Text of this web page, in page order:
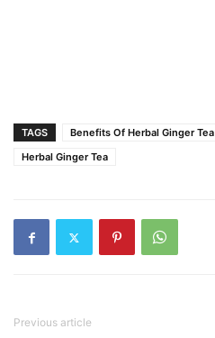
TAGS Benefits Of Herbal Ginger Tea
Herbal Ginger Tea
Previous article